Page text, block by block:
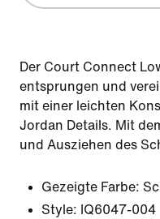
Der Court Connect
entsprungen und
mit einer leichten
Jordan Details. Mit
und Ausziehen des
Gezeigte Farbe:
Style: IQ6047-004